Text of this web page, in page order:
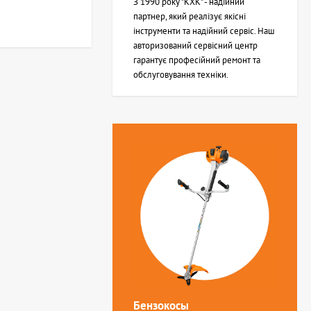
партнер, який реалізує якісні
інструменти та надійний сервіс. Наш
авторизований сервісний центр
гарантує професійний ремонт та
обслуговування техніки.
Бензокосы